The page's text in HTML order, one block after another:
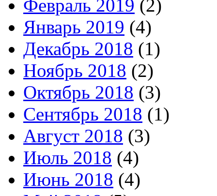
Февраль 2019 (2)
Январь 2019 (4)
Декабрь 2018 (1)
Ноябрь 2018 (2)
Октябрь 2018 (3)
Сентябрь 2018 (1)
Август 2018 (3)
Июль 2018 (4)
Июнь 2018 (4)